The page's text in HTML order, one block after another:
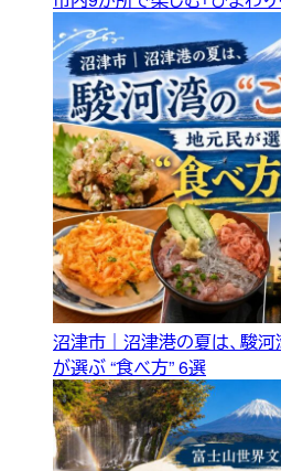
沼津市｜沼津港の夏は、駿河
が選ぶ “食べ方” 6選